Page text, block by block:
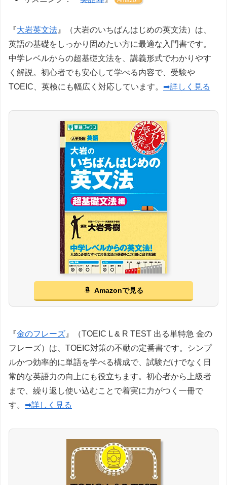
『大岩英文法 』（大岩のいちばんはじめの英文法）は、
英語の基礎をしっかり固めたい方に最適な入門書です。
中学レベルからの超基礎文法を、講義形式でわかりやす
く解説。初心者でも安心して学べる内容で、受験や
TOEIC、英検にも幅広く対応しています。 ➡詳しく見る
Amazonで見る
『金のフレーズ 』（TOEIC L & R TEST 出る単特急 金の
フレーズ）は、TOEIC対策の不動の定番書です。シンプ
ルかつ効率的に単語を学べる構成で、試験だけでなく日
常的な英語力の向上にも役立ちます。初心者から上級者
まで、繰り返し使い込むことで着実に力がつく一冊で
す。 ➡詳しく見る